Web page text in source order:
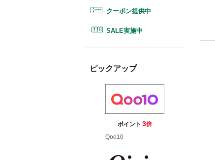
クーポン提供中
SALE実施中
ピックアップ
ポイント 3倍
Qoo10